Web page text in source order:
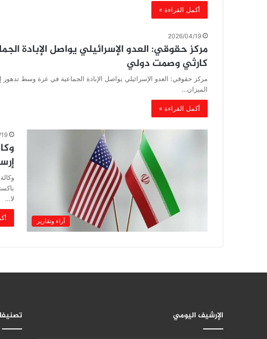
أكمل القراءة »
2026/04/19
مركز حقوقي: العدو الإسرائيلي يواصل الإبادة
كارثي وصمت دولي
مركز حقوقي: العدو الإسرائيلي يواصل الإبادة الجماعية في غزة وسط
الميزان…
أكمل القراءة »
آراء وتقارير
لا…
الإرشيف اليومي